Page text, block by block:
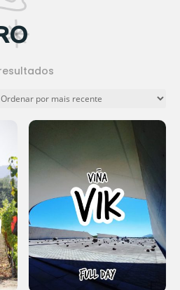
mais
recente